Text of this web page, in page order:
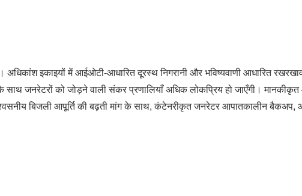
इकाइयों में आईओटी-आधारित दूरस्थ निगरानी और भविष्यवाणी आधारित
जनरेटरों को जोड़ने वाली संकर प्रणालियाँ अधिक लोकप्रिय हो जाएँगी।
बिजली आपूर्ति की बढ़ती मांग के साथ, कंटेनरीकृत जनरेटर आपातकालीन बैकअप,